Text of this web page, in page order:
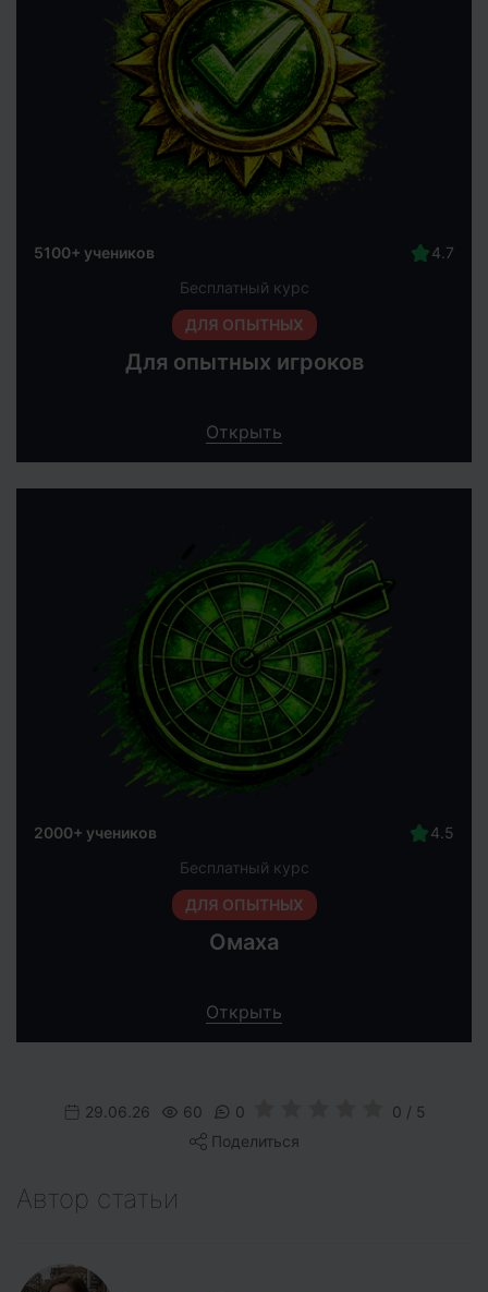
5100+ учеников
Бесплатный курс
ДЛЯ ОПЫТНЫХ
Для опытных игроков
Открыть
2000+ учеников
Бесплатный курс
ДЛЯ ОПЫТНЫХ
Омаха
Открыть
29.06.26 60 0
0 / 5
Поделиться
Автор статьи